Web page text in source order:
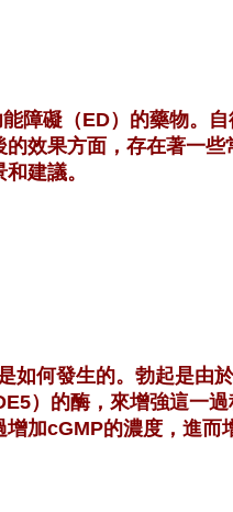
障礙（ED）的藥物。
效果方面，存在著一
建議。
如何發生的。勃起是
）的酶，來增強這一
加cGMP的濃度，進而